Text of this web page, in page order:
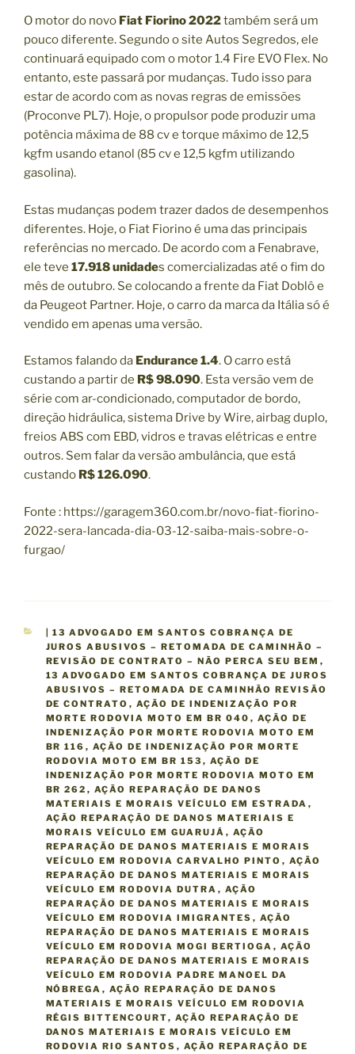
O motor do novo Fiat Fiorino 2022também será um
pouco diferente. Segundo o site Autos Segredos, ele
continuará equipado com o motor 1.4 Fire EVO Flex. No
entanto, este passará por mudanças. Tudo isso para
estar de acordo com as novas regras de emissões
(Proconve PL7). Hoje, o propulsor pode produzir uma
potência máxima de 88 cv e torque máximo de 12,5
kgfm usando etanol (85 cv e 12,5 kgfm utilizando
gasolina).
Estas mudanças podem trazer dados de desempenhos
diferentes. Hoje, o Fiat Fiorino é uma das principais
referências no mercado. De acordo com a Fenabrave,
ele teve 17.918 unidades comercializadas até o fim do
mês de outubro. Se colocando a frente da Fiat Doblô e
da Peugeot Partner. Hoje, o carro da marca da Itália só é
vendido em apenas uma versão.
Estamos falando da Endurance 1.4. O carro está
custando a partir de R$ 98.090. Esta versão vem de
série com ar-condicionado, computador de bordo,
direção hidráulica, sistema Drive by Wire, airbag duplo,
freios ABS com EBD, vidros e travas elétricas e entre
outros. Sem falar da versão ambulância, que está
custando R$ 126.090.
Fonte : https://garagem360.com.br/novo-fiat-fiorino-
2022-sera-lancada-dia-03-12-saiba-mais-sobre-o-
furgao/
C
A
T
E
G
O
R
I
A
S
| 13 ADVOGADO EM SANTOS COBRANÇA DE
JUROS ABUSIVOS – RETOMADA DE CAMINHÃO –
REVISÃO DE CONTRATO – NÃO PERCA SEU BEM ,
13 ADVOGADO EM SANTOS COBRANÇA DE JUROS
ABUSIVOS – RETOMADA DE CAMINHÃO REVISÃO
DE CONTRATO , AÇÃO DE INDENIZAÇÃO POR
MORTE RODOVIA MOTO EM BR 040 , AÇÃO DE
INDENIZAÇÃO POR MORTE RODOVIA MOTO EM
BR 116 , AÇÃO DE INDENIZAÇÃO POR MORTE
RODOVIA MOTO EM BR 153 , AÇÃO DE
INDENIZAÇÃO POR MORTE RODOVIA MOTO EM
BR 262 , AÇÃO REPARAÇÃO DE DANOS
MATERIAIS E MORAIS VEÍCULO EM ESTRADA ,
AÇÃO REPARAÇÃO DE DANOS MATERIAIS E
MORAIS VEÍCULO EM GUARUJÁ , AÇÃO
REPARAÇÃO DE DANOS MATERIAIS E MORAIS
VEÍCULO EM RODOVIA CARVALHO PINTO , AÇÃO
REPARAÇÃO DE DANOS MATERIAIS E MORAIS
VEÍCULO EM RODOVIA DUTRA , AÇÃO
REPARAÇÃO DE DANOS MATERIAIS E MORAIS
VEÍCULO EM RODOVIA IMIGRANTES , AÇÃO
REPARAÇÃO DE DANOS MATERIAIS E MORAIS
VEÍCULO EM RODOVIA MOGI BERTIOGA , AÇÃO
REPARAÇÃO DE DANOS MATERIAIS E MORAIS
VEÍCULO EM RODOVIA PADRE MANOEL DA
NÓBREGA , AÇÃO REPARAÇÃO DE DANOS
MATERIAIS E MORAIS VEÍCULO EM RODOVIA
RÉGIS BITTENCOURT, AÇÃO REPARAÇÃO DE
DANOS MATERIAIS E MORAIS VEÍCULO EM
RODOVIA RIO SANTOS , AÇÃO REPARAÇÃO DE